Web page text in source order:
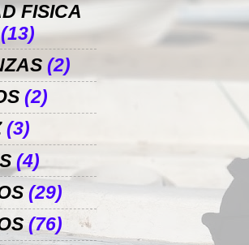
FISICA
(13)
(2)
(2)
(3)
(4)
(29)
(76)